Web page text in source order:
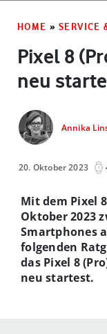
HOME » SERVICE
Pixel 8
neu
Annika
20. Oktober 2023
Mit dem Pixel
Oktober 2023
Smartphones
folgenden
das Pixel 8
neu startest.